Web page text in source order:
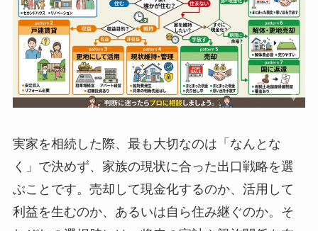
実家を相続した際、最も大切なのは「なんとな
く」で決めず、家族の現状に合った出口戦略を選
ぶことです。売却して現金化するのか、活用して
利益を生むのか、あるいは自ら住み継ぐのか。そ